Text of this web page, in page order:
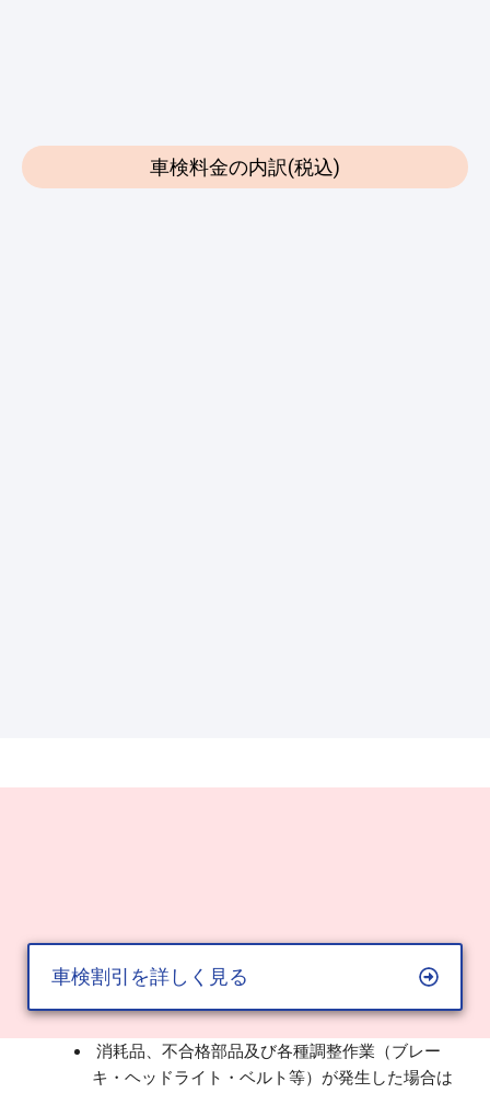
車検料金の内訳(税込)
車検割引を詳しく見る
消耗品、不合格部品及び各種調整作業（ブレー
キ・ヘッドライト・ベルト等）が発生した場合は